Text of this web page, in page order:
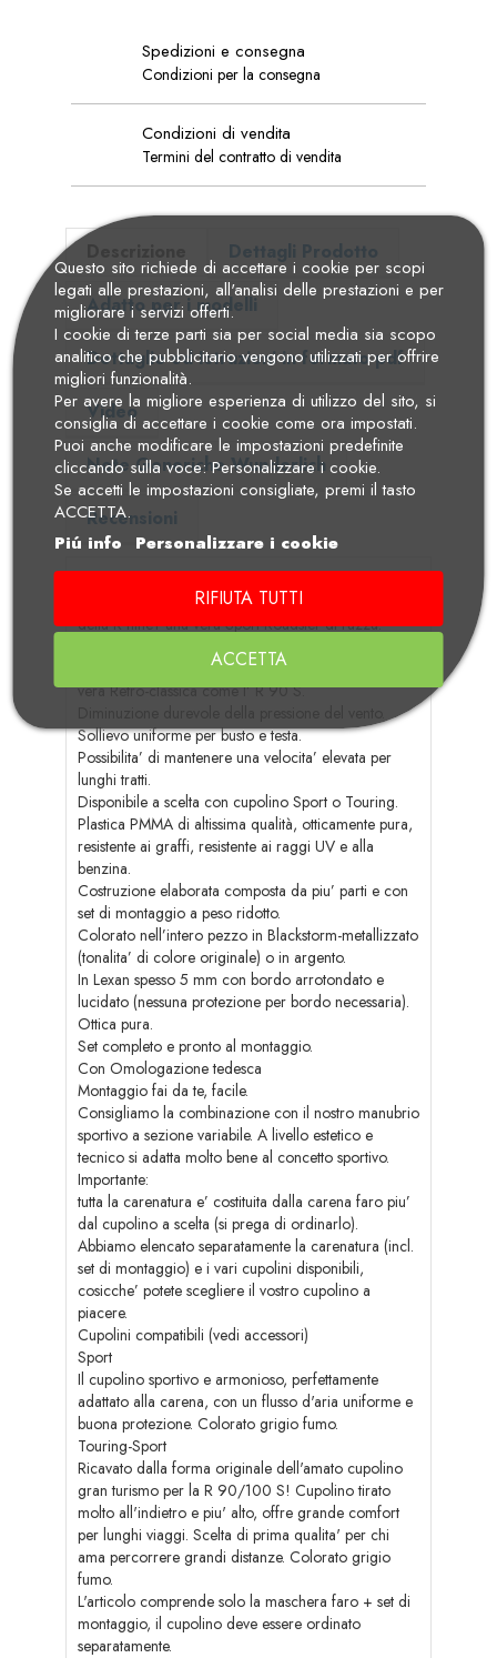
Spedizioni e consegna
Condizioni per la consegna
Condizioni di vendita
Termini del contratto di vendita
Dettagli Prodotto
Adatto per i modelli
Dettaglio ed Istruzioni in formato pdf
Video
Note Generiche Wunderlich
Recensioni
concepito questo classico dei tempi moderni che fa
della R nineT una vera Sport-Roadster di razza.
In un batter d’occhio si trasforma la R nineT in una
vera Retro-classica come l’ R 90 S.
Sollievo uniforme per busto e testa.
Possibilita’ di mantenere una velocita’ elevata per
lunghi tratti.
Disponibile a scelta con cupolino Sport o Touring.
Plastica PMMA di altissima qualità, otticamente pura,
resistente ai graffi, resistente ai raggi UV e alla
benzina.
Costruzione elaborata composta da piu’ parti e con
set di montaggio a peso ridotto.
Colorato nell’intero pezzo in Blackstorm-metallizzato
(tonalita’ di colore originale) o in argento.
In Lexan spesso 5 mm con bordo arrotondato e
lucidato (nessuna protezione per bordo necessaria).
Ottica pura.
Set completo e pronto al montaggio.
Con Omologazione tedesca
Montaggio fai da te, facile.
Consigliamo la combinazione con il nostro manubrio
sportivo a sezione variabile. A livello estetico e
tecnico si adatta molto bene al concetto sportivo.
Importante:
tutta la carenatura e’ costituita dalla carena faro piu’
dal cupolino a scelta (si prega di ordinarlo).
Abbiamo elencato separatamente la carenatura (incl.
set di montaggio) e i vari cupolini disponibili,
cosicche’ potete scegliere il vostro cupolino a
piacere.
Cupolini compatibili (vedi accessori)
Sport
Il cupolino sportivo e armonioso, perfettamente
adattato alla carena, con un flusso d'aria uniforme e
buona protezione. Colorato grigio fumo.
Touring-Sport
Ricavato dalla forma originale dell'amato cupolino
gran turismo per la R 90/100 S! Cupolino tirato
molto all'indietro e piu' alto, offre grande comfort
per lunghi viaggi. Scelta di prima qualita' per chi
ama percorrere grandi distanze. Colorato grigio
fumo.
L'articolo comprende solo la maschera faro + set di
montaggio, il cupolino deve essere ordinato
separatamente.
Questo sito richiede di accettare i cookie per scopi
legati alle prestazioni, all'analisi delle prestazioni e per
migliorare i servizi offerti.
I cookie di terze parti sia per social media sia scopo
analitico che pubblicitario vengono utilizzati per offrire
migliori funzionalità.
Per avere la migliore esperienza di utilizzo del sito, si
consiglia di accettare i cookie come ora impostati.
Puoi anche modificare le impostazioni predefinite
cliccando sulla voce: Personalizzare i cookie.
Se accetti le impostazioni consigliate, premi il tasto
ACCETTA.
Piú info
Personalizzare i cookie
RIFIUTA TUTTI
ACCETTA